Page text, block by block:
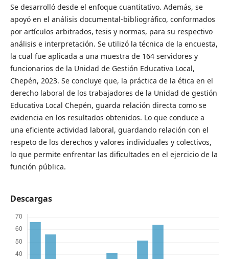
Se desarrolló desde el enfoque cuantitativo. Además, se
apoyó en el análisis documental-bibliográfico, conformados
por artículos arbitrados, tesis y normas, para su respectivo
análisis e interpretación. Se utilizó la técnica de la encuesta,
la cual fue aplicada a una muestra de 164 servidores y
funcionarios de la Unidad de Gestión Educativa Local,
Chepén, 2023. Se concluye que, la práctica de la ética en el
derecho laboral de los trabajadores de la Unidad de gestión
Educativa Local Chepén, guarda relación directa como se
evidencia en los resultados obtenidos. Lo que conduce a
una eficiente actividad laboral, guardando relación con el
respeto de los derechos y valores individuales y colectivos,
lo que permite enfrentar las dificultades en el ejercicio de la
función pública.
Descargas